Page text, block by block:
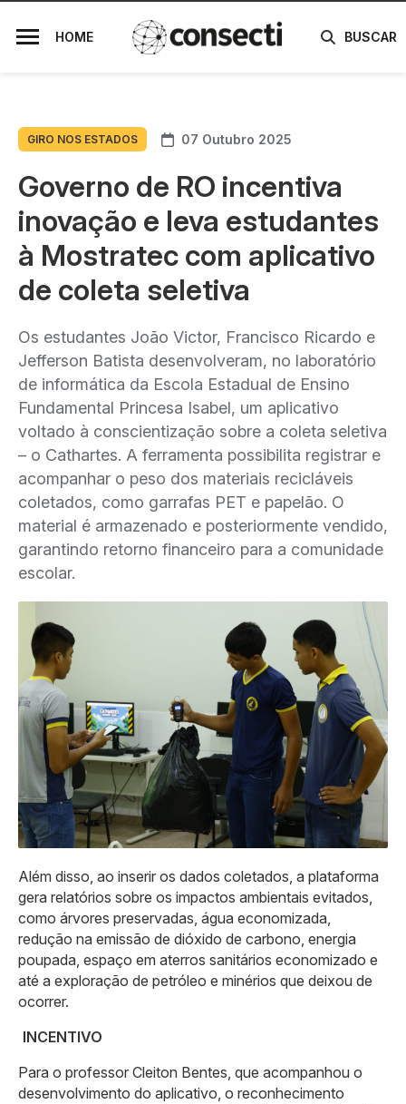
HOME BUSCAR
GIRO NOS ESTADOS 07 Outubro 2025
Governo de RO incentiva
inovação e leva estudantes
à Mostratec com aplicativo
de coleta seletiva
Os estudantes João Victor, Francisco Ricardo e
Jefferson Batista desenvolveram, no laboratório
de informática da Escola Estadual de Ensino
Fundamental Princesa Isabel, um aplicativo
voltado à conscientização sobre a coleta seletiva
– o Cathartes. A ferramenta possibilita registrar e
acompanhar o peso dos materiais recicláveis
coletados, como garrafas PET e papelão. O
material é armazenado e posteriormente vendido,
garantindo retorno financeiro para a comunidade
escolar.
Além disso, ao inserir os dados coletados, a plataforma
gera relatórios sobre os impactos ambientais evitados,
como árvores preservadas, água economizada,
redução na emissão de dióxido de carbono, energia
poupada, espaço em aterros sanitários economizado e
até a exploração de petróleo e minérios que deixou de
ocorrer.
INCENTIVO
Para o professor Cleiton Bentes, que acompanhou o
desenvolvimento do aplicativo, o reconhecimento